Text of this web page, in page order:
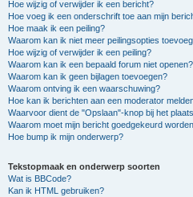
Hoe wijzig of verwijder ik een bericht?
Hoe voeg ik een onderschrift toe aan mijn
Hoe maak ik een peiling?
Waarom kan ik niet meer peilingsopties
Hoe wijzig of verwijder ik een peiling?
Waarom kan ik een bepaald forum niet openen?
Waarom kan ik geen bijlagen toevoegen?
Waarom ontving ik een waarschuwing?
Hoe kan ik berichten aan een moderator
Waarvoor dient de "Opslaan"-knop bij het
Waarom moet mijn bericht goedgekeurd
Hoe bump ik mijn onderwerp?
Tekstopmaak en onderwerp soorten
Wat is BBCode?
Kan ik HTML gebruiken?